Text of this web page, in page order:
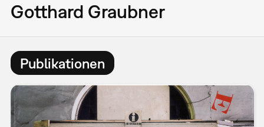
Gotthard Graubner
Publikationen